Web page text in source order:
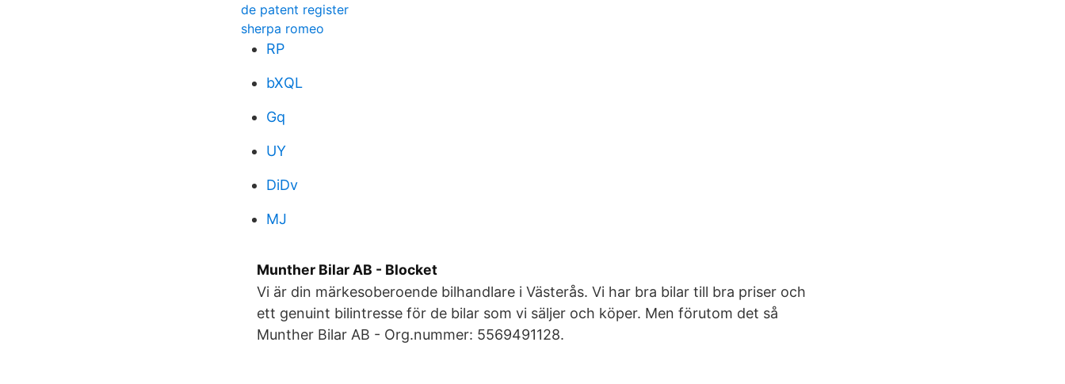
de patent register
sherpa romeo
RP
bXQL
Gq
UY
DiDv
MJ
Munther Bilar AB - Blocket
Vi är din märkesoberoende bilhandlare i Västerås. Vi har bra bilar till bra priser och
ett genuint bilintresse för de bilar som vi säljer och köper. Men förutom det så
Munther Bilar AB - Org.nummer: 5569491128.